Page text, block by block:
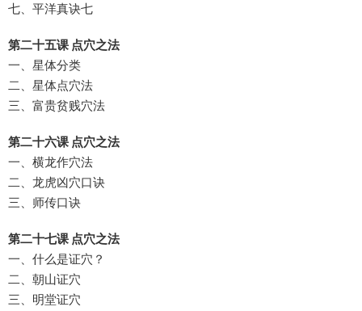
七、平洋真诀七
第二十五课 点穴之法
一、星体分类
二、星体点穴法
三、富贵贫贱穴法
第二十六课 点穴之法
一、横龙作穴法
二、龙虎凶穴口诀
三、师传口诀
第二十七课 点穴之法
一、什么是证穴？
二、朝山证穴
三、明堂证穴